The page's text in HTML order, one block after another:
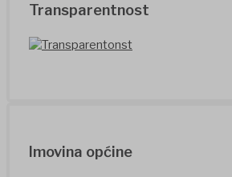
Transparentnost
Imovina općine